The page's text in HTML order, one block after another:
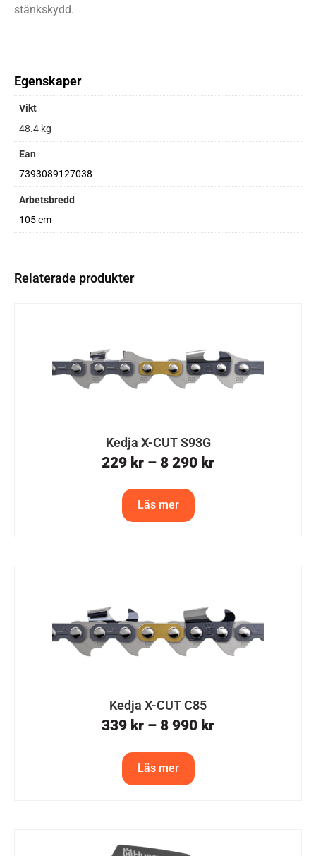
stänkskydd.
Egenskaper
Vikt
48.4 kg
Ean
7393089127038
Arbetsbredd
105 cm
Relaterade produkter
Kedja X-CUT S93G
229 kr – 8 290 kr
Läs mer
Kedja X-CUT C85
339 kr – 8 990 kr
Läs mer